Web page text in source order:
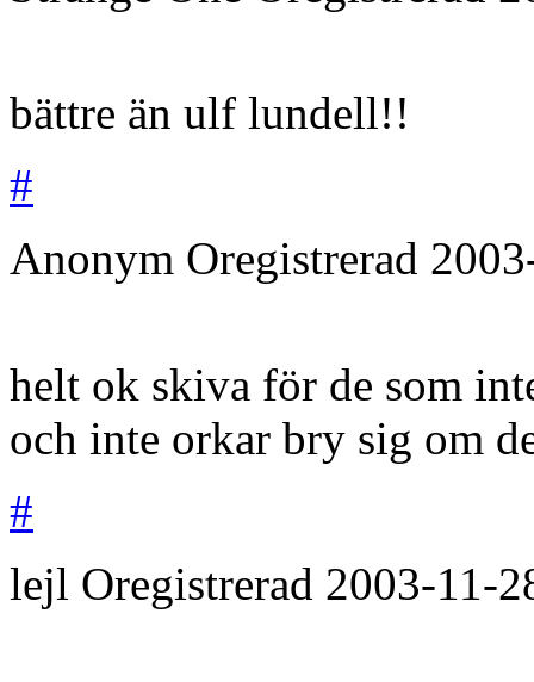
bättre än ulf lundell!!
#
Anonym Oregistrerad
helt ok skiva för de som
och inte orkar bry sig om
#
lejl Oregistrerad 2003-11-